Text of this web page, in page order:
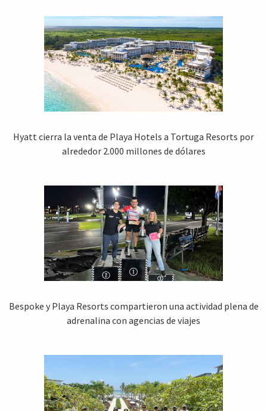
Hyatt cierra la venta de Playa Hotels a Tortuga Resorts por
alrededor 2.000 millones de dólares
Bespoke y Playa Resorts compartieron una actividad plena de
adrenalina con agencias de viajes